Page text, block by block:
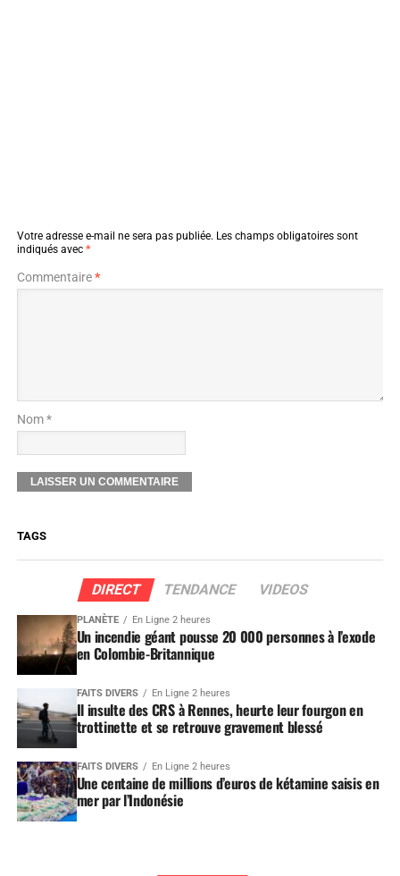
Votre adresse e-mail ne sera pas publiée. Les champs obligatoires sont
indiqués avec *
Commentaire*
Nom *
TAGS
DIRECT TENDANCE VIDEOS
PLANÈTE En Ligne 2 heures
Un incendie géant pousse 20 000 personnes à l’exode
en Colombie-Britannique
FAITS DIVERS En Ligne 2 heures
Il insulte des CRS à Rennes, heurte leur fourgon en
trottinette et se retrouve gravement blessé
FAITS DIVERS En Ligne 2 heures
Une centaine de millions d’euros de kétamine saisis en
mer par l’Indonésie